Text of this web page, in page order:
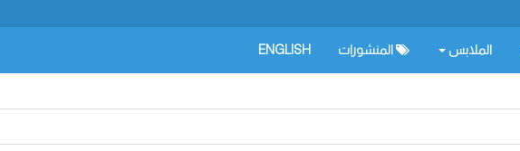
الملابس المنشورات ENGLISH